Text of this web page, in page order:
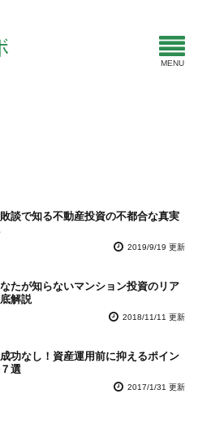
談で知る不動産投資の不都合な真実
2019/9/19 更新
たが知らないマンション投資のリア
解説
2018/11/11 更新
功なし！資産運用前に抑えるポイン
選
2017/1/31 更新